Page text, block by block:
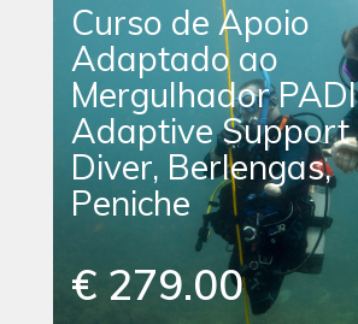
Curso de Apoio
Adaptado ao
Mergulhador PADI
Adaptive Support
Diver, Berlengas,
Peniche
€ 279.00